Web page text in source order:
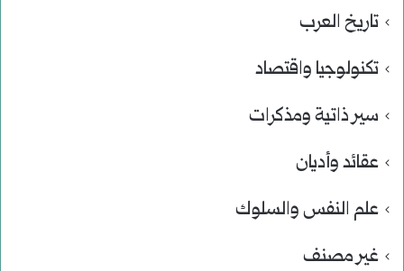
تاريخ العرب
تكنولوجيا واقتصاد
سير ذاتية ومذكرات
عقائد وأديان
علم النفس والسلوك
غير مصنف